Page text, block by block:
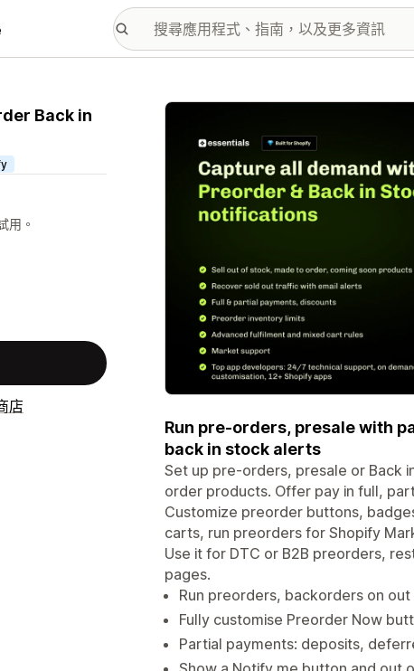
Back in
用。
店
主要圖片圖庫
Run pre-orders, presale with
back in stock alerts
Set up pre-orders, presale or Back
order products. Offer pay in full,
Customize preorder buttons,
carts, run preorders for Shopify
Use it for DTC or B2B preorders,
pages.
Run preorders, backorders on
Fully customise Preorder Now
Partial payments: deposits,